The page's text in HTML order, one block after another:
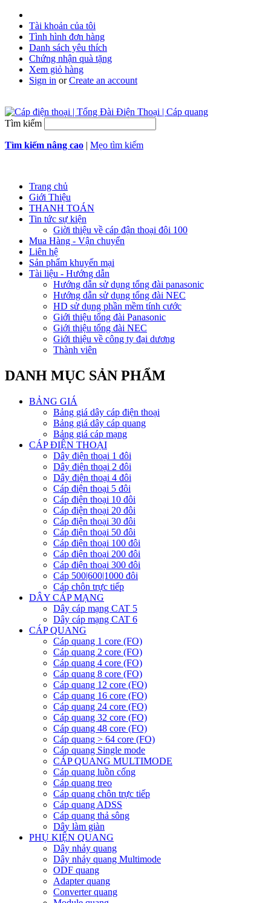
Tài khoản của tôi
Tình hình đơn hàng
Danh sách yêu thích
Chứng nhận quà tặng
Xem giỏ hàng
Sign in orCreate an account
Tìm kiếm
Tìm kiếm nâng cao | Mẹo tìm kiếm
Trang chủ
Giới Thiệu
THANH TOÁN
Tin tức sự kiện
Giời thiệu về cáp đận thoại đôi 100
Mua Hàng - Vận chuyển
Liên hệ
Sản phẩm khuyến mại
Tài liệu - Hướng dẫn
Hướng dẫn sử dụng tổng đài panasonic
Hướng dẫn sử dụng tổng đài NEC
HD sử dụng phần mềm tính cước
Giới thiệu tổng đài Panasonic
Giới thiệu tổng đài NEC
Giới thiệu về công ty đại dương
Thành viên
DANH MỤC SẢN PHẨM
BẢNG GIÁ
Bảng giá dây cáp điện thoại
Bảng giá dây cáp quang
Bảng giá cáp mạng
CÁP ĐIỆN THOẠI
Dây điện thoại 1 đôi
Dây điện thoại 2 đôi
Dây điện thoại 4 đôi
Cáp điện thoại 5 đôi
Cáp điện thoại 10 đôi
Cáp điện thoại 20 đôi
Cáp điện thoại 30 đôi
Cáp điện thoại 50 đôi
Cáp điện thoại 100 đôi
Cáp điện thoại 200 đôi
Cáp điện thoại 300 đôi
Cáp 500|600|1000 đôi
Cáp chôn trực tiếp
DÂY CÁP MẠNG
Dây cáp mạng CAT 5
Dây cáp mạng CAT 6
CÁP QUANG
Cáp quang 1 core (FO)
Cáp quang 2 core (FO)
Cáp quang 4 core (FO)
Cáp quang 8 core (FO)
Cáp quang 12 core (FO)
Cáp quang 16 core (FO)
Cáp quang 24 core (FO)
Cáp quang 32 core (FO)
Cáp quang 48 core (FO)
Cáp quang > 64 core (FO)
Cáp quang Single mode
CÁP QUANG MULTIMODE
Cáp quang luồn cống
Cáp quang treo
Cáp quang chôn trực tiếp
Cáp quang ADSS
Cáp quang thả sông
Dây làm giàn
PHỤ KIỆN QUANG
Dây nhảy quang
Dây nhảy quang Multimode
ODF quang
Adapter quang
Converter quang